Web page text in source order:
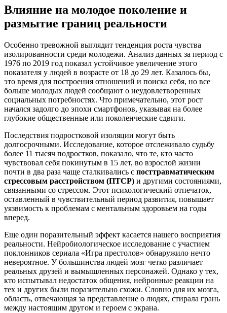
Влияние на молодое поколение и
размытие границ реальности
Особенно тревожной выглядит тенденция роста чувства
изолированности среди молодежи. Анализ данных за период с
1976 по 2019 год показал устойчивое увеличение этого
показателя у людей в возрасте от 18 до 29 лет. Казалось бы,
это время для построения отношений и поиска себя, но все
больше молодых людей сообщают о неудовлетворенных
социальных потребностях. Что примечательно, этот рост
начался задолго до эпохи смартфонов, указывая на более
глубокие общественные или поколенческие сдвиги.
Последствия подростковой изоляции могут быть
долгосрочными. Исследование, которое отслеживало судьбу
более 11 тысяч подростков, показало, что те, кто часто
чувствовал себя покинутым в 15 лет, во взрослой жизни
почти в два раза чаще сталкивались с посттравматическим
стрессовым расстройством (ПТСР) и другими состояниями,
связанными со стрессом. Этот психологический отпечаток,
оставленный в чувствительный период развития, повышает
уязвимость к проблемам с ментальным здоровьем на годы
вперед.
Еще один поразительный эффект касается нашего восприятия
реальности. Нейробиологическое исследование с участием
поклонников сериала «Игра престолов» обнаружило нечто
невероятное. У большинства людей мозг четко различает
реальных друзей и вымышленных персонажей. Однако у тех,
кто испытывал недостаток общения, нейронные реакции на
тех и других были поразительно схожи. Словно для их мозга,
область, отвечающая за представление о людях, стирала грань
между настоящим другом и героем с экрана.